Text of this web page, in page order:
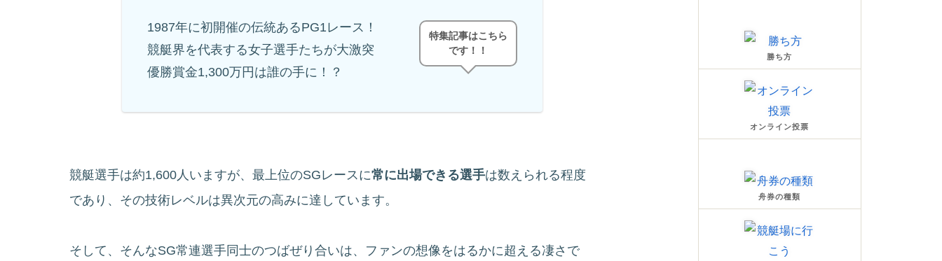
1987年に初開催の伝統あるPG1レース！
競艇界を代表する女子選手たちが大激突
優勝賞金1,300万円は誰の手に！？
特集記事はこちら
です！！
競艇選手は約1,600人いますが、最上位のSGレースに常に出場できる選手は数えられる程度
であり、その技術レベルは異次元の高みに達しています。
そして、そんなSG常連選手同士のつばぜり合いは、ファンの想像をはるかに超える凄さで
勝ち方
オンライン投票
舟券の種類